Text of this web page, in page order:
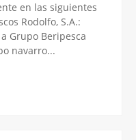
en las siguientes
Rodolfo, S.A.:
Grupo Beripesca
navarro...